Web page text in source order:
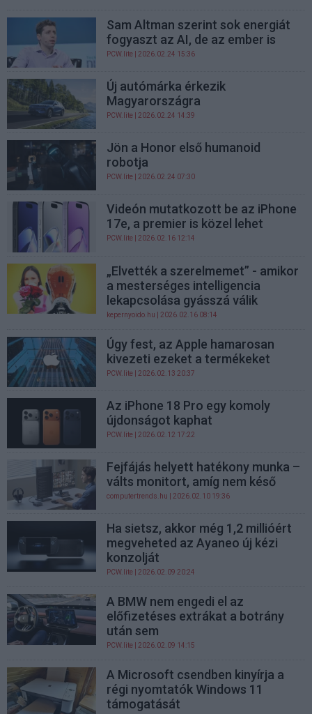
Sam Altman szerint sok energiát
fogyaszt az AI, de az ember is
PCW.lite | 2026.02.24 15:36
Új autómárka érkezik
Magyarországra
PCW.lite | 2026.02.24 14:39
Jön a Honor első humanoid
robotja
PCW.lite | 2026.02.24 07:30
Videón mutatkozott be az iPhone
17e, a premier is közel lehet
PCW.lite | 2026.02.16 12:14
„Elvették a szerelmemet” - amikor
a mesterséges intelligencia
lekapcsolása gyásszá válik
kepernyoido.hu | 2026.02.16 08:14
Úgy fest, az Apple hamarosan
kivezeti ezeket a termékeket
PCW.lite | 2026.02.13 20:37
Az iPhone 18 Pro egy komoly
újdonságot kaphat
PCW.lite | 2026.02.12 17:22
Fejfájás helyett hatékony munka –
válts monitort, amíg nem késő
computertrends.hu | 2026.02.10 19:36
Ha sietsz, akkor még 1,2 millióért
megveheted az Ayaneo új kézi
konzolját
PCW.lite | 2026.02.09 20:24
A BMW nem engedi el az
előfizetéses extrákat a botrány
után sem
PCW.lite | 2026.02.09 14:15
A Microsoft csendben kinyírja a
régi nyomtatók Windows 11
támogatását